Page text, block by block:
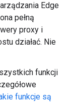
Edge
pełną
proxy i
działać. Nie
funkcji
funkcje są